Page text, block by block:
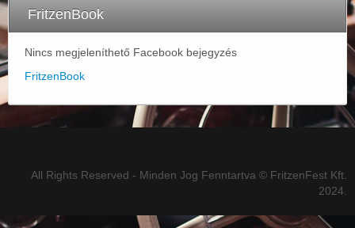
FritzenBook
Nincs megjeleníthető Facebook bejegyzés
FritzenBook
All Rights Reserved - Minden Jog Fenntartva © FritzenFest Kft.
2024.